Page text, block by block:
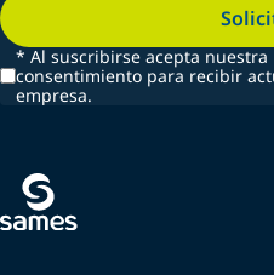
* Al suscribirse acepta
consentimiento para recibir
empresa.